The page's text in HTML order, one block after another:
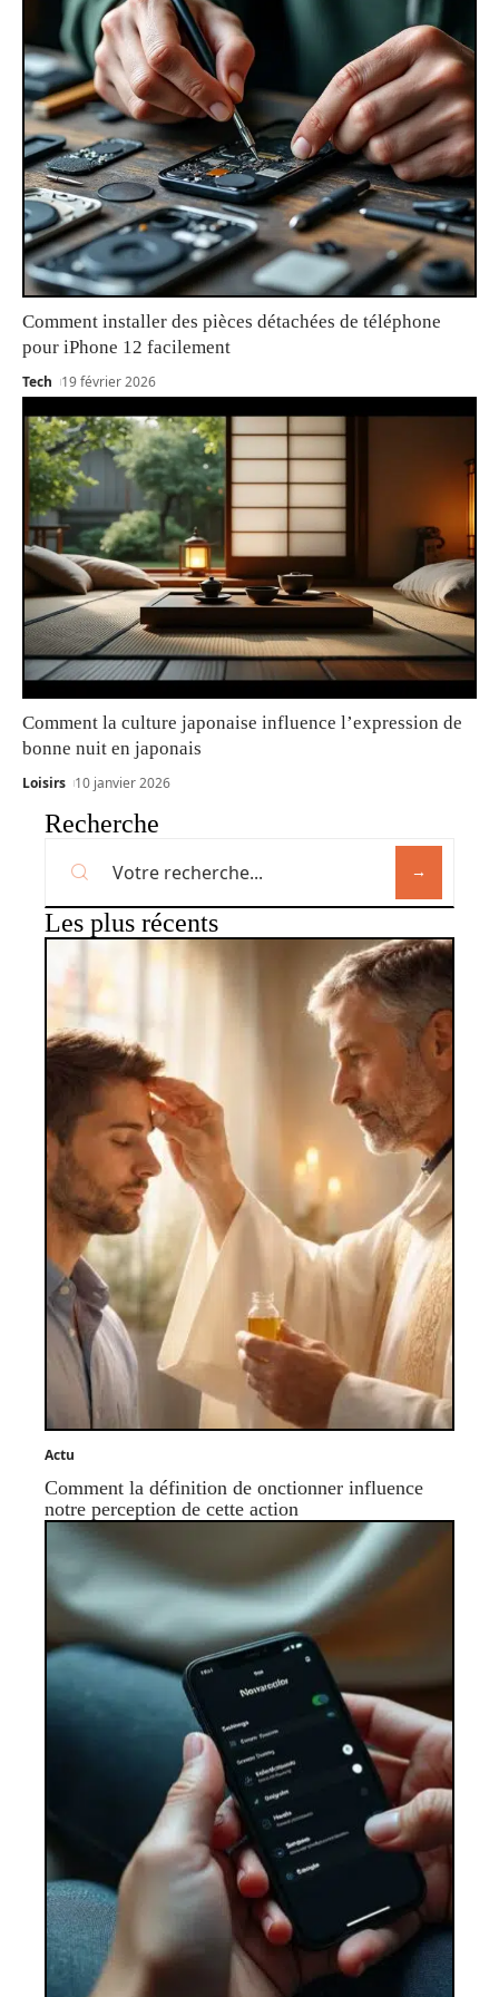
Comment installer des pièces détachées de téléphone
pour iPhone 12 facilement
Tech 19 février 2026
Comment la culture japonaise influence l’expression de
bonne nuit en japonais
Loisirs 10 janvier 2026
Recherche
Les plus récents
Actu
Comment la définition de onctionner influence
notre perception de cette action